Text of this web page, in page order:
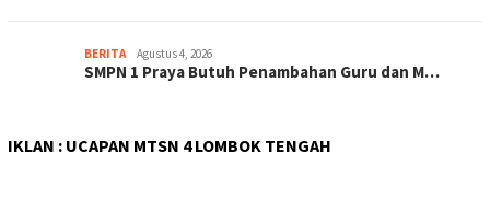
BERITA Agustus 4, 2026
SMPN 1 Praya Butuh Penambahan Guru dan M…
IKLAN : UCAPAN MTSN 4 LOMBOK TENGAH